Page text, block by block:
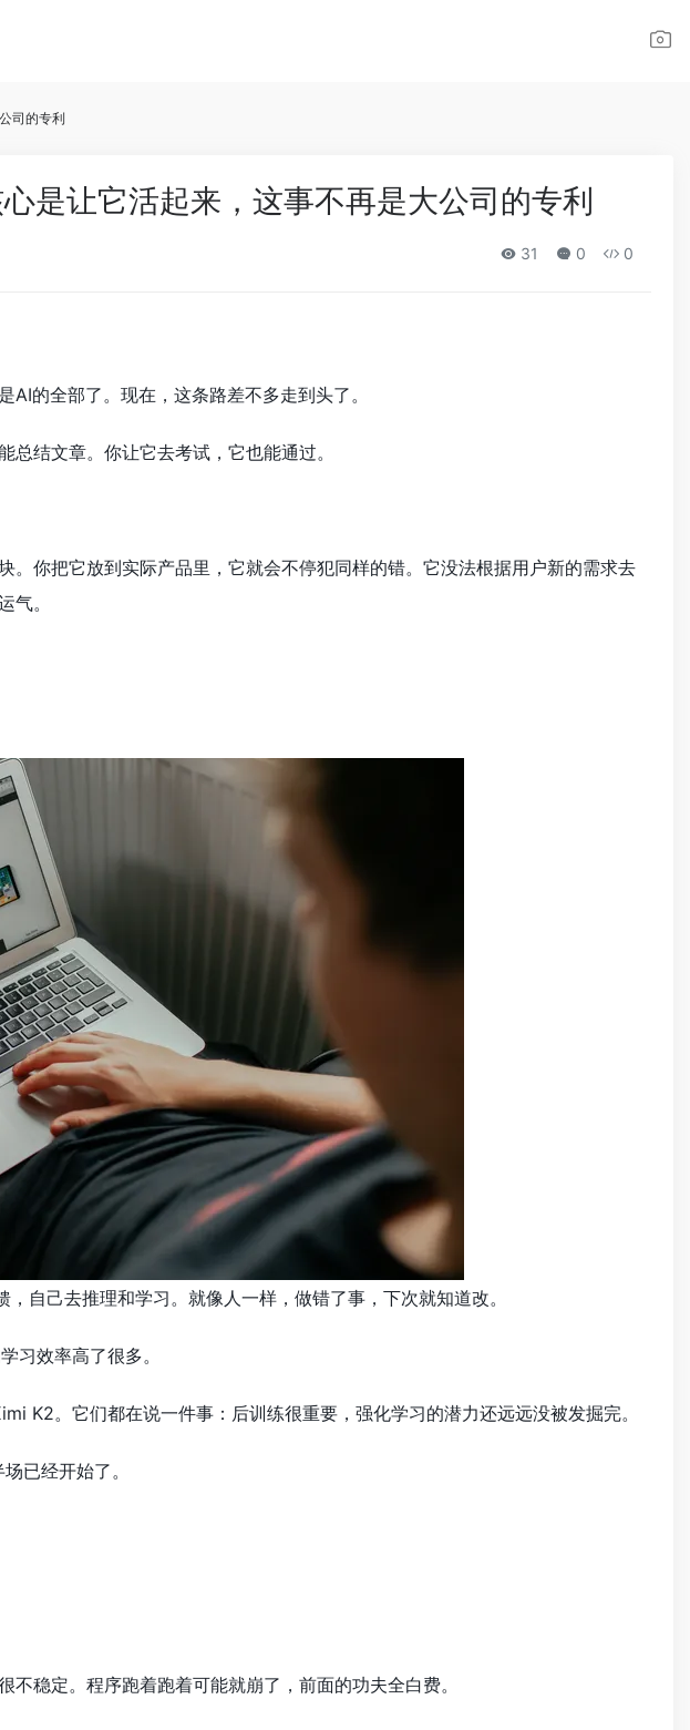
司的专利
是让它活起来，这事不再是大公司的专利
31 0 0
的全部了。现在，这条路差不多走到头了。
结文章。你让它去考试，它也能通过。
你把它放到实际产品里，它就会不停犯同样的错。它没法根据用户新的需求去
气。
自己去推理和学习。就像人一样，做错了事，下次就知道改。
习效率高了很多。
K2。它们都在说一件事：后训练很重要，强化学习的潜力还远远没被发掘完。
已经开始了。
稳定。程序跑着跑着可能就崩了，前面的功夫全白费。